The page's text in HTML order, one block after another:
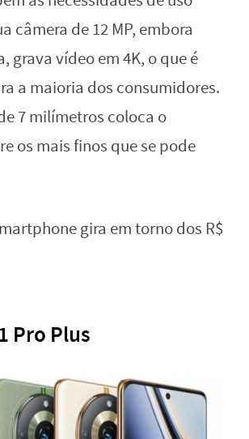
câmera de 12 MP, embora
grava vídeo em 4K, o que é
a maioria dos consumidores.
7 milímetros coloca o
os mais finos que se pode
gira em torno dos R$
Pro Plus